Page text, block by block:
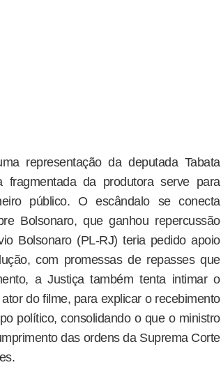
representação da deputada Tabata
da produtora serve para
público. O escândalo se conecta
Bolsonaro, que ganhou repercussão
Bolsonaro (PL-RJ) teria pedido apoio
com promessas de repasses que
a Justiça também tenta intimar o
do filme, para explicar o recebimento
político, consolidando o que o ministro
das ordens da Suprema Corte